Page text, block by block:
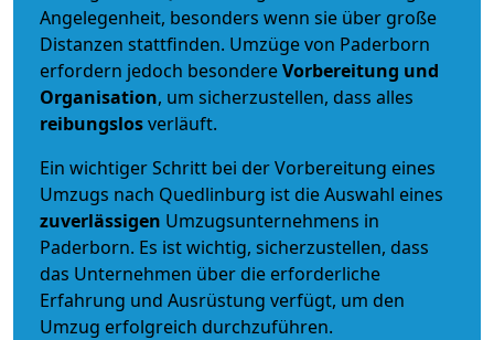
Angelegenheit, besonders wenn sie über große
Distanzen stattfinden. Umzüge von Paderborn
erfordern jedoch besondereVorbereitung und
Organisation, um sicherzustellen, dass alles
reibungslosverläuft.
Ein wichtiger Schritt bei der Vorbereitung eines
Umzugs nach Quedlinburg ist die Auswahl eines
zuverlässigen Umzugsunternehmens in
Paderborn. Es ist wichtig, sicherzustellen, dass
das Unternehmen über die erforderliche
Erfahrung und Ausrüstung verfügt, um den
Umzug erfolgreich durchzuführen.